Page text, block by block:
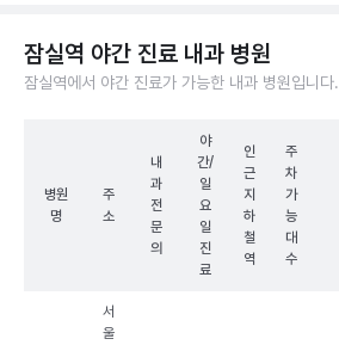
잠실역 야간 진료 내과 병원
잠실역에서 야간 진료가 가능한 내과 병원입니다.
병원
명
주
소
내
과
전
문
의
야
간/
일
요
일
진
료
인
근
지
하
철
역
주
차
가
능
대
수
서
울